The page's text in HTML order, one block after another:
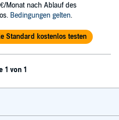
Monat nach Ablauf des
Bedingungen gelten.
Standard kostenlos testen
1 von 1